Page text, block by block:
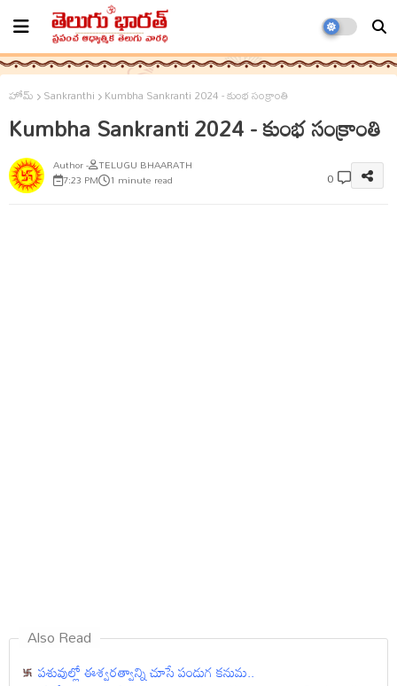
హోమ్ Sankranthi Kumbha Sankranti 2024 - కుంభ సంక్రాంతి
Kumbha Sankranti 2024 - కుంభ సంక్రాంతి
TELUGU BHAARATH
7:23 PM 1 minute read 0
Also Read
పశువుల్లో ఈశ్వరత్వాన్ని చూసే పండుగ కనుమ..